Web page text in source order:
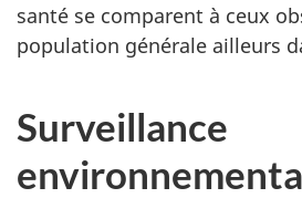
santé se comparent à ceux
population générale ailleurs
Surveillance